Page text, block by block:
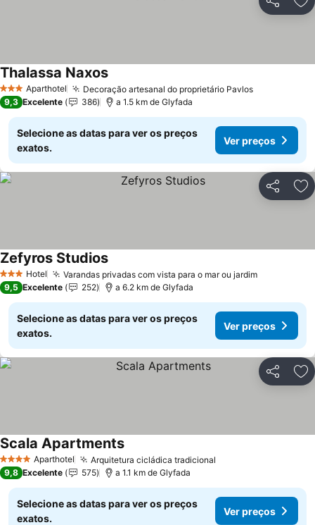
Partilhar
3 EstrelasAparthotel Decoração artesanal do proprietário PavlosVer preços
Thalassa NaxosVer preços
9,3 Excelente 386 a 1.5 km de Glyfada
Selecione as datas para ver os preços
exatos.
Ver preços
Partilhar
3 EstrelasHotel Varandas privadas com vista para o mar ou jardimVer preços
Zefyros StudiosVer preços
9,5 Excelente 252 a 6.2 km de Glyfada
Selecione as datas para ver os preços
exatos.
Ver preços
Partilhar
4 EstrelasAparthotel Arquitetura cicládica tradicional
Scala ApartmentsVer preços
9,8 Excelente 575 a 1.1 km de Glyfada
Selecione as datas para ver os preços
exatos.
Ver preços